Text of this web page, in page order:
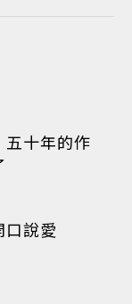
五十年的作
口說愛